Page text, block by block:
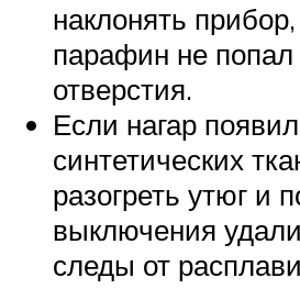
наклонять
парафин не
отверстия.
Если нагар
синтетических
разогреть утюг и
выключения
следы от